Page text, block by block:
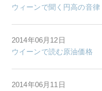
ウィーンで聞く円高の音律
2014年06月12日
ウイーンで読む原油価格
2014年06月11日